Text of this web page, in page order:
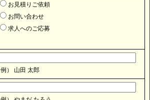
お見積りご依頼
お問い合わせ
求人へのご応募
例） 山田 太郎